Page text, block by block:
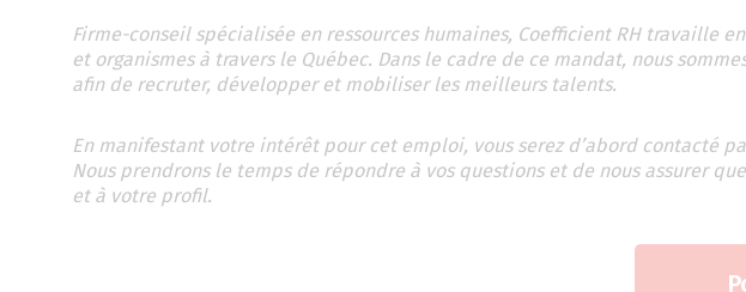
Firme-conseil spécialisée en ressources humaines, Coefficient RH travaille
et organismes à travers le Québec. Dans le cadre de ce mandat, nous
afin de recruter, développer et mobiliser les meilleurs talents.
En manifestant votre intérêt pour cet emploi, vous serez d’abord contacté
Nous prendrons le temps de répondre à vos questions et de nous assurer
et à votre profil.